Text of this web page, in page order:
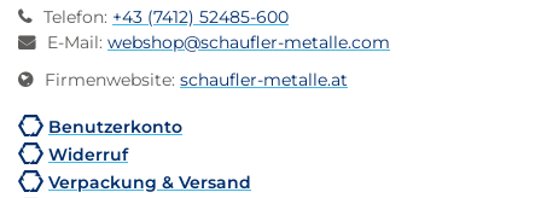
Telefon: +43 (7412) 52485-600
E-Mail: webshop@schaufler-metalle.com
Firmenwebsite: schaufler-metalle.at
Benutzerkonto
Widerruf
Verpackung & Versand